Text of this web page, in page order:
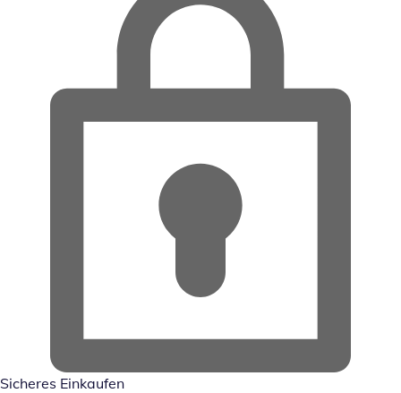
Sicheres Einkaufen